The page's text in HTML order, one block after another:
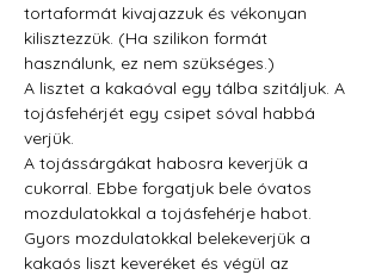
tortaformát kivajazzuk és vékonyan
kilisztezzük. (Ha szilikon formát
használunk, ez nem szükséges.)
A lisztet a kakaóval egy tálba szitáljuk. A
tojásfehérjét egy csipet sóval habbá
verjük.
A tojássárgákat habosra keverjük a
cukorral. Ebbe forgatjuk bele óvatos
mozdulatokkal a tojásfehérje habot.
Gyors mozdulatokkal belekeverjük a
kakaós liszt keveréket és végül az